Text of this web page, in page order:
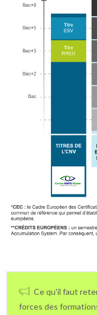
Ce qu'il faut
forces des